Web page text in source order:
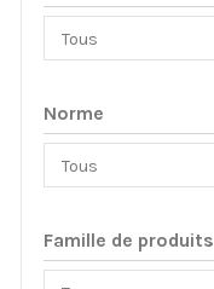
Norme
Famille de produits